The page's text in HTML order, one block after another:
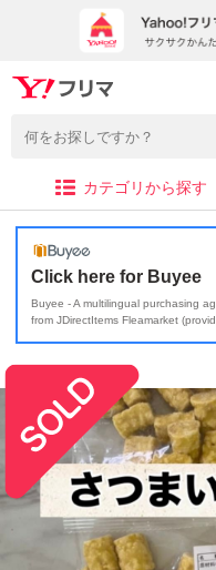
カテゴリから探す
Click here for Buyee
Buyee - A multilingual purchasing
from JDirectItems Fleamarket